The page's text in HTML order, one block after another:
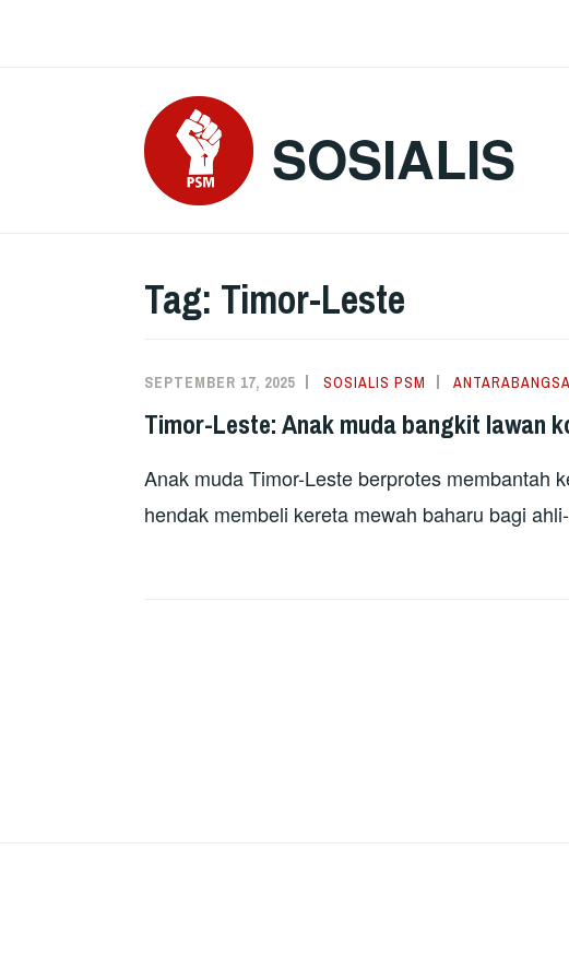
SOSIALIS
Tag: Timor-Leste
SEPTEMBER 17, 2025 SOSIALIS PSM ANTARABANGSA
Timor-Leste: Anak muda bangkit lawan
Anak muda Timor-Leste berprotes membantah
hendak membeli kereta mewah baharu bagi